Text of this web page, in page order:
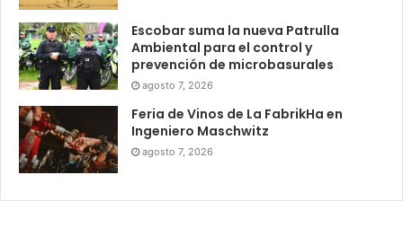
Escobar suma la nueva Patrulla
Ambiental para el control y
prevención de microbasurales
agosto 7, 2026
Feria de Vinos de La FabrikHa en
Ingeniero Maschwitz
agosto 7, 2026